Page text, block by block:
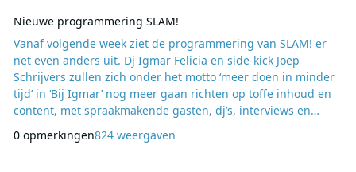
Nieuwe programmering SLAM!
Vanaf volgende week ziet de programmering van SLAM! er
net even anders uit. Dj Igmar Felicia en side-kick Joep
Schrijvers zullen zich onder het motto ‘meer doen in minder
tijd’ in ‘Bij Igmar’ nog meer gaan richten op toffe inhoud en
content, met spraakmakende gasten, dj’s, interviews en
rapportages. ‘Bij Igmar’ is elke maandag tot en met
donderdag tussen 19:00 en 22:00 uur te horen op SLAM!.
0 opmerkingen824 weergaven